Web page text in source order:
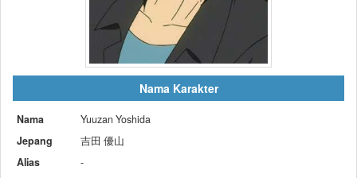
Nama Karakter
Nama
Yuuzan Yoshida
Jepang
吉田 優山
Alias
-